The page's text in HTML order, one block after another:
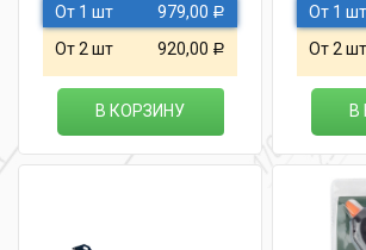
От 1 шт 979,00 Р
От 2 шт 920,00 Р
В КОРЗИНУ
От 1 шт
От 2 шт
В